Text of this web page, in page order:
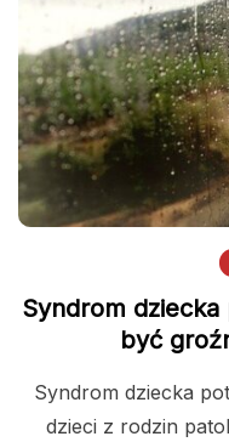
Syndrom
być
Syndrom dziecka
dzieci z rodzin